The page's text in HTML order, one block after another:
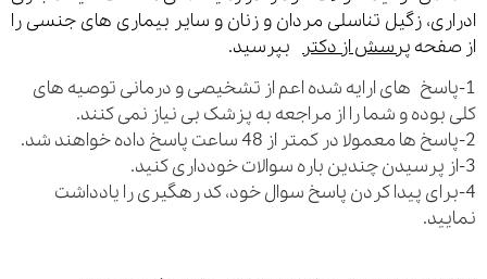
زگیل تناسلی مردان و زنان و سایر بیماری های جنسی را
پرسش از دکتربپرسید.
های ارایه شده اعم از تشخیصی و درمانی توصیه های
و شما را از مراجعه به پزشک بی نیاز نمی کنند.
پیدا کردن پاسخ سوال خود، کد رهگیری را یادداشت